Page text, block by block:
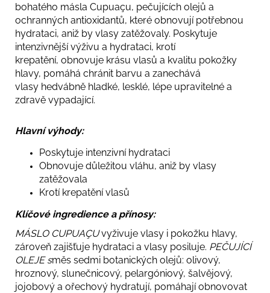
bohatého másla Cupuaçu, pečujících olejů a
ochranných antioxidantů, které obnovují potřebnou
hydrataci, aniž by vlasy zatěžovaly. Poskytuje
intenzivnější výživu a hydrataci, krotí
krepatění, obnovuje krásu vlasů a kvalitu pokožky
hlavy, pomáhá chránit barvu a zanechává
vlasy hedvábně hladké, lesklé, lépe upravitelné a
zdravě vypadající.
Hlavní výhody:
Poskytuje intenzivní hydrataci
Obnovuje důležitou vláhu, aniž by vlasy
zatěžovala
Krotí krepatění vlasů
Klíčové ingredience a přínosy:
MÁSLO CUPUAÇU vyživuje vlasy i pokožku hlavy,
zároveň zajišťuje hydrataci a vlasy posiluje. PEČUJÍCÍ
OLEJE směs sedmi botanických olejů: olivový,
hroznový, slunečnicový, pelargóniový, šalvějový,
jojobový a ořechový hydratují, pomáhají obnovovat